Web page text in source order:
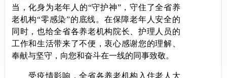
当，化身为老年人的“守护神”，守住了全省养
老机构“零感染”的底线。在保障老年人安全的
同时，也给全省各养老机构院长、护理人员的
工作和生活带来了不便，衷心感谢您的理解、
奉献与坚守，向您和奋斗在一线的同事致敬。
受疫情影响，全省各养老机构入住老人大